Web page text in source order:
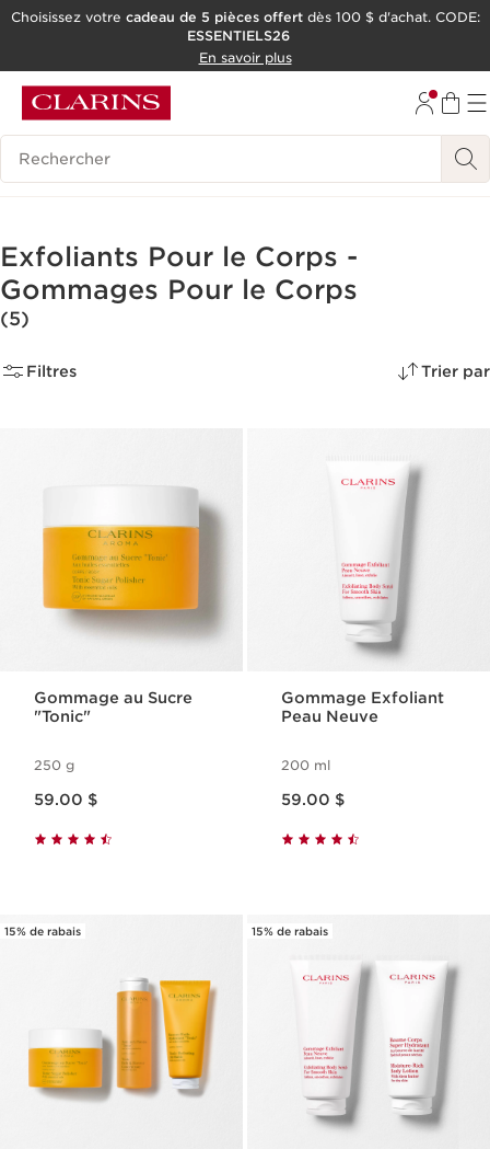
ALLER AU CONTENU
OUTIL D'ACCESSIBILITÉ
Choisissez votre cadeau de 5 pièces offertdès 100 $ d'achat. CODE:
ESSENTIELS26
En savoir plus
Historique des recherches
Exfoliants Pour le Corps -
Gommages Pour le Corps
(5)
Filtres Trier par
Gommage au Sucre
"Tonic"
250 g
59.00 $
Gommage Exfoliant
Peau Neuve
200 ml
59.00 $
15% de rabais 15% de rabais